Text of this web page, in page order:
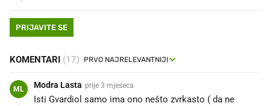
PRIJAVITE SE
KOMENTARI (17)
ML Modra Lasta prije 3 mjeseca
Isti Gvardiol samo ima ono nešto zvrkasto ( da ne